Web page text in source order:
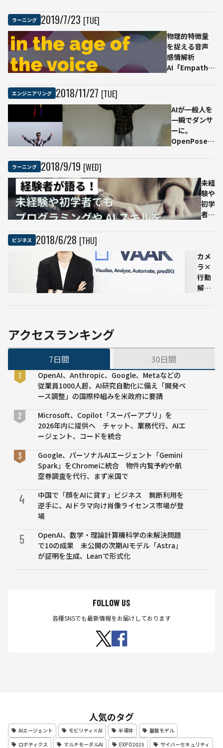
ン
ラ
ン
で
AI
カ
や
栄
素
へ
類モデル
を作って
みた
ラーニング 2019/7/23 [TUE]
物理的特徴量
を捉える音声
感情解析
AI「Empath」
エンジニアリング 2018/11/27 [TUE]
AIが一般人を
一瞬でダンサ
ーに。
OpenPoseを
Now」がすご
ラーニング 2018/9/19 [WED]
未経
験や
初学
者で
ング
やAI
スキ
ルを
ガク
術ブ
ビジネス 2018/6/28 [THU]
カメ
ラ×
行動
解析
測。
が作
アクセスランキング
7日間 30日間
OpenAI、Anthropic、Google、Metaなどの
従業員1000人超、AI研究自動化に備え「開発ペ
ース調整」の国際枠組みを米政府に要請
Microsoft、Copilot「スーパーアプリ」を
2026年内に提供へ チャット、業務代行、AIエ
ージェント、コードを統合
Google、パーソナルAIエージェント「Gemini
Spark」をChromeに統合 物件内覧予約や航
空券調査を代行、まず米国で
4
中国で「顔をAIに貸す」ビジネス 無断利用を
逆手に、AIドラマ向け肖像ライセンス市場が登
場
5
OpenAI、数学・理論計算機科学の未解決問題
で10の成果 未公開の次期AIモデル「Astra」
が証明を生成、Leanで形式化
FOLLOW US
各種SNSでも最新情報をお届けしております
人気のタグ
AIエージェント モビリティ×AI 半導体
基盤モデル
ロボティクス
マルチモーダルAI EXPO2025 サイバーセキュリティ